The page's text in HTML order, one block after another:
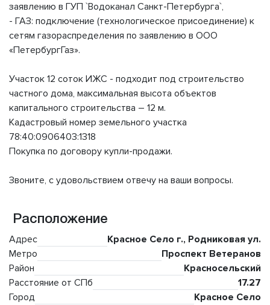
заявлению в ГУП `Водоканал Санкт-Петербурга`,
- ГАЗ: подключение (технологическое присоединение) к
сетям газораспределения по заявлению в ООО
«ПетербургГаз».
Участок 12 соток ИЖС - подходит под строительство
частного дома, максимальная высота объектов
капитального строительства – 12 м.
Кадастровый номер земельного участка
78:40:0906403:1318
Покупка по договору купли-продажи.
Звоните, с удовольствием отвечу на ваши вопросы.
Расположение
Адрес
Красное Село г., Родниковая ул.
Метро
Проспект Ветеранов
Район
Красносельский
Расстояние от СПб
17.27
Город
Красное Село